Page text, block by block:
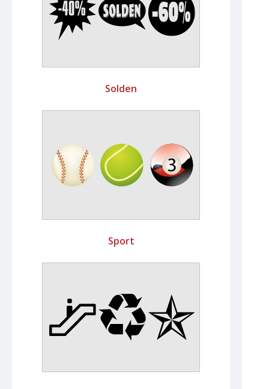
Solden
Sport